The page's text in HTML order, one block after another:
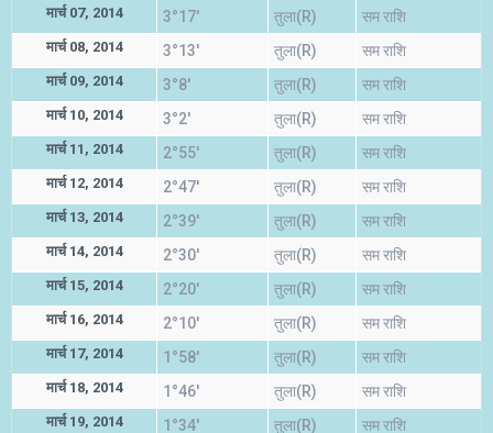
मार्च 07, 2014 3°17' तुला(R) सम राशि
मार्च 08, 2014 3°13' तुला(R) सम राशि
मार्च 09, 2014 3°8' तुला(R) सम राशि
मार्च 10, 2014 3°2' तुला(R) सम राशि
मार्च 11, 2014 2°55' तुला(R) सम राशि
मार्च 12, 2014 2°47' तुला(R) सम राशि
मार्च 13, 2014 2°39' तुला(R) सम राशि
मार्च 14, 2014 2°30' तुला(R) सम राशि
मार्च 15, 2014 2°20' तुला(R) सम राशि
मार्च 16, 2014 2°10' तुला(R) सम राशि
मार्च 17, 2014 1°58' तुला(R) सम राशि
मार्च 18, 2014 1°46' तुला(R) सम राशि
मार्च 19, 2014 1°34' तुला(R) सम राशि